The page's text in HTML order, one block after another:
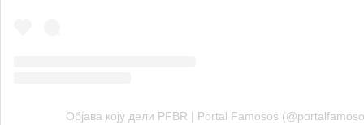
Објава коју дели PFBR | Portal Famosos